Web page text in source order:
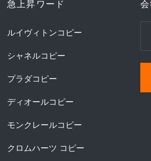
急上昇ワード
ルイヴィトンコピー
シャネルコピー
プラダコピー
ディオールコピー
モンクレールコピー
クロムハーツ コピー
会